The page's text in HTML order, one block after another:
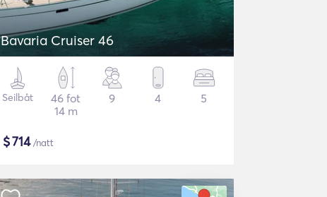
Bavaria Cruiser 46
Seilbåt
46 fot
14 m
9 4 5
$714/natt